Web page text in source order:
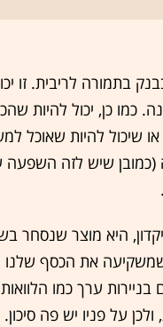
בתמורה לריבית. זו
כמו כן, יכול להיות
שיכול להיות שאוכל
שיש לזה השפעה
היא מוצר שנסחר
את הכסף שלנו
בניירות ערך כמו
על פניו יש פה